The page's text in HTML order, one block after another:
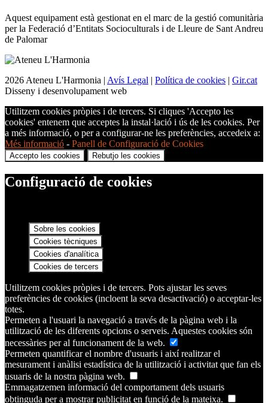
Aquest equipament està gestionat en el marc de la gestió comunitària
per la Federació d’Entitats Socioculturals i de Lleure de Sant Andreu
de Palomar
2026 Ateneu L'Harmonia | Avís Legal | Política de cookies | Gir.cat
Disseny i desenvolupament web
Utilitzem cookies pròpies i de tercers. Si cliques 'Accepto les
cookies' entenem que acceptes la instal·lació i ús de les cookies. Per
a més informació, o per a configurar-ne les preferències, accedeix a:
Més informació - Panell de Configuració de Cookies
Accepto les cookies Rebutjo les cookies
Configuració de cookies
Sobre les cookies
Cookies tècniques
Cookies d'analítica
Cookies de tercers
Utilitzem cookies pròpies i de tercers. Pots ajustar les seves
preferències de cookies (incloent la seva desactivació) o acceptar-les
totes.
Permeten a l'usuari la navegació a través de la pàgina web i la
utilització de les diferents opcions o serveis. Aquestes cookies són
necessàries per al funcionament de la web.
Permeten quantificar el nombre d'usuaris i així realitzar el
mesurament i anàlisi estadística de la utilització i activitat que fan els
usuaris de la nostra pàgina web.
Emmagatzemen informació del comportament dels usuaris
obtinguda per a mostrar publicitat en funció de la mateixa.